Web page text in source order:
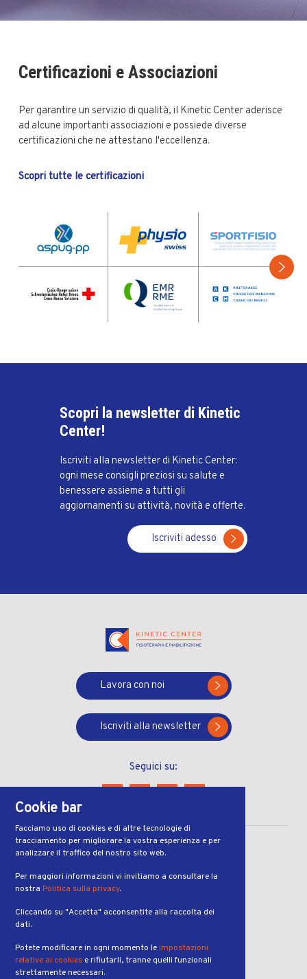
Certificazioni e Associazioni
Per garantire un servizio di qualità, il Kinetic Center aderisce
ad alcune importanti associazioni e possiede diverse
certificazioni che ne attestano l'eccellenza.
Scopri tutte le certificazioni
Scopri la newsletter di Kinetic
Center!
Iscriviti alla newsletter di Kinetic Center:
ogni mese consigli preziosi su salute e
benessere assieme a tutti gli
aggiornamenti su attività, novità e offerte.
Iscriviti adesso
Lavora con noi
Iscriviti alla newsletter
Seguici su:
CONTATTI
Via Ferruccio Pelli 13
6900, Lugano
ORARI
dalle 7:00 alle 19:00
Cookie bar
Facciamo uso di cookies e di altre tecnologie di
tracciamento per migliorare la vostra esperienza e per
analizzare il traffico del nostro sito web.
Per maggiori informazioni vi invitiamo a consultare la
nostra Politica sulla privacy.
Cliccando su "Accetta" acconsentite alla raccolta dei
dati.
Potete modificare in ogni momento leimpostazioni
relative ai cookies e rifiutarli, tranne quelli funzionali
strettamente necessari.